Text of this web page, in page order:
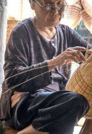
König Hùng als
– den
damit den
dieses
historischen
nationalen
aus dem 1.
die Elefanten als